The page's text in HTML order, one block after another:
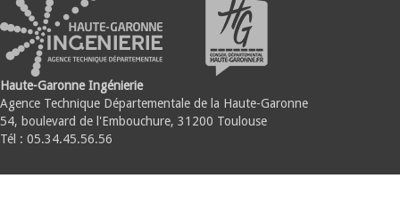
Haute-Garonne Ingénierie
Agence Technique Départementale de la Haute-Garonne
54, boulevard de l'Embouchure, 31200 Toulouse
Tél : 05.34.45.56.56